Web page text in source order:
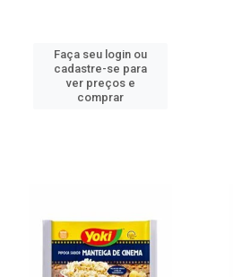
Faça seu login ou
cadastre-se para
ver preços e
comprar